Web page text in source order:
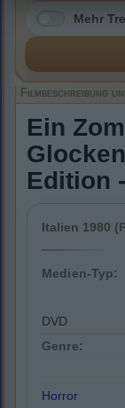
Mehr
Filmbeschreibung
Ein
Edition
Italien 1980
Medien-Typ:
DVD
Genre:
Horror